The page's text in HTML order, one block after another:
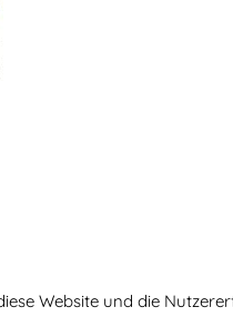
Website und die